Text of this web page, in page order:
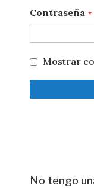
Contraseña
Mostrar
No tengo